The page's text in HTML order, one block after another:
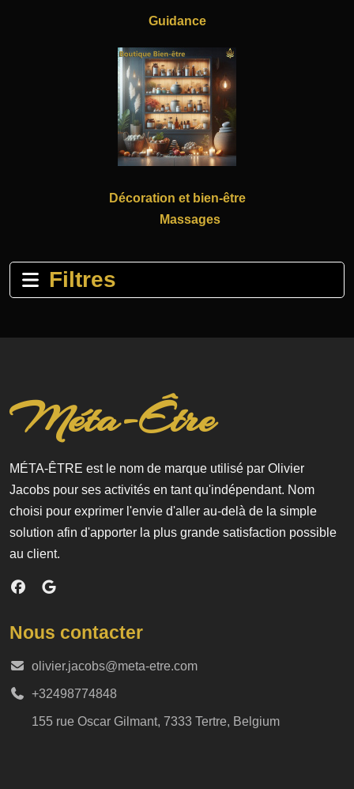
Guidance
Décoration et bien-être
Massages
Filtres
Méta-Être
MÉTA-ÊTRE est le nom de marque utilisé par Olivier
Jacobs pour ses activités en tant qu'indépendant. Nom
choisi pour exprimer l'envie d'aller au-delà de la simple
solution afin d'apporter la plus grande satisfaction possible
au client.
Nous contacter
olivier.jacobs@meta-etre.com
+32498774848
155 rue Oscar Gilmant, 7333 Tertre, Belgium